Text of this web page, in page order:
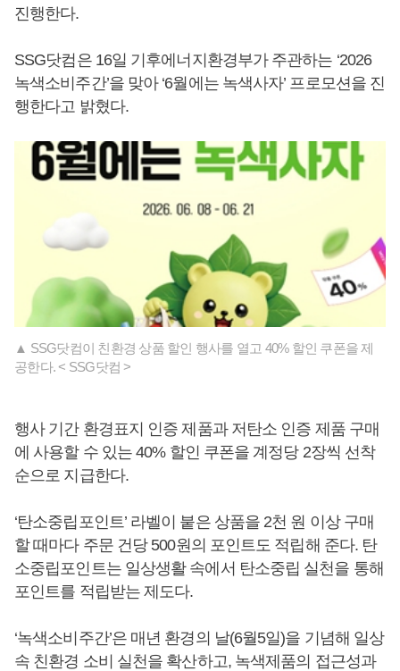
진행한다.
SSG닷컴은 16일 기후에너지환경부가 주관하는 ‘2026
녹색소비주간’을 맞아 ‘6월에는 녹색사자’ 프로모션을 진
행한다고 밝혔다.
▲ SSG닷컴이 친환경 상품 할인 행사를 열고 40% 할인 쿠폰을 제
공한다. < SSG닷컴 >
행사 기간 환경표지 인증 제품과 저탄소 인증 제품 구매
에 사용할 수 있는 40% 할인 쿠폰을 계정당 2장씩 선착
순으로 지급한다.
‘탄소중립포인트’ 라벨이 붙은 상품을 2천 원 이상 구매
할 때마다 주문 건당 500원의 포인트도 적립해 준다. 탄
소중립포인트는 일상생활 속에서 탄소중립 실천을 통해
포인트를 적립받는 제도다.
‘녹색소비주간’은 매년 환경의 날(6월5일)을 기념해 일상
속 친환경 소비 실천을 확산하고, 녹색제품의 접근성과